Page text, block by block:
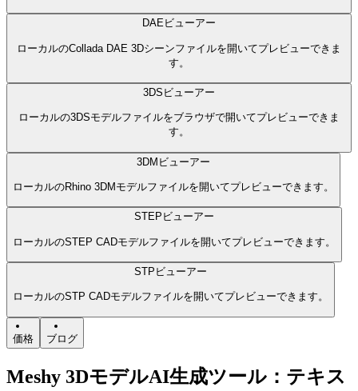
DAEビューアー
ローカルのCollada DAE 3Dシーンファイルを開いてプレビューできま
す。
3DSビューアー
ローカルの3DSモデルファイルをブラウザで開いてプレビューできま
す。
3DMビューアー
ローカルのRhino 3DMモデルファイルを開いてプレビューできます。
STEPビューアー
ローカルのSTEP CADモデルファイルを開いてプレビューできます。
STPビューアー
ローカルのSTP CADモデルファイルを開いてプレビューできます。
価格 ブログ
Meshy 3DモデルAI生成ツール：テキス